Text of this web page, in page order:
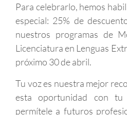
Para celebrarlo, hemos
especial: 25% de
nuestros programas de
Licenciatura en Lenguas
próximo 30 de abril.
Tu voz es nuestra mejor
esta oportunidad con
permítele a futuros